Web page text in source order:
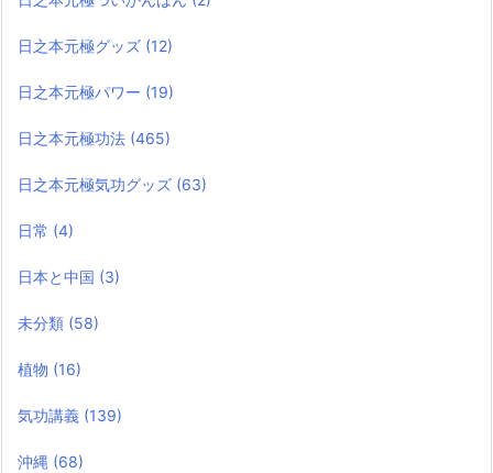
日之本元極グッズ (12)
日之本元極パワー (19)
日之本元極功法 (465)
日之本元極気功グッズ (63)
日常 (4)
日本と中国 (3)
未分類 (58)
植物 (16)
気功講義 (139)
沖縄 (68)